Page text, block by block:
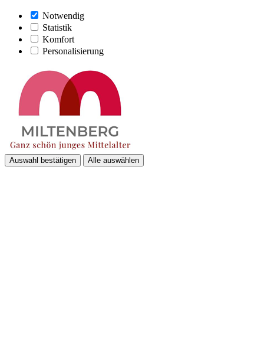
Notwendig
Statistik
Komfort
Personalisierung
Auswahl bestätigen Alle auswählen